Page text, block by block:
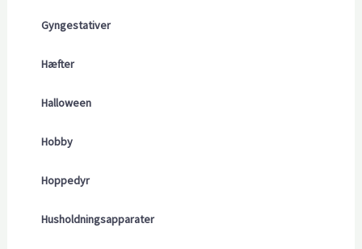
Gyngestativer
Hæfter
Halloween
Hobby
Hoppedyr
Husholdningsapparater